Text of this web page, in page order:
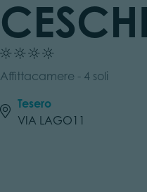
Affittacamere - 4 soli
Tesero
VIA LAGO11